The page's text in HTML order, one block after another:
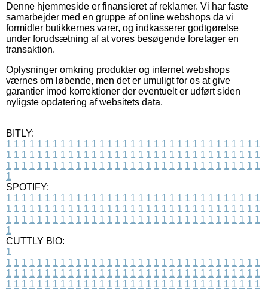
Denne hjemmeside er finansieret af reklamer. Vi har faste
samarbejder med en gruppe af online webshops da vi
formidler butikkernes varer, og indkasserer godtgørelse
under forudsætning af at vores besøgende foretager en
transaktion.
Oplysninger omkring produkter og internet webshops
værnes om løbende, men det er umuligt for os at give
garantier imod korrektioner der eventuelt er udført siden
nyligste opdatering af websitets data.
BITLY:
1 1 1 1 1 1 1 1 1 1 1 1 1 1 1 1 1 1 1 1 1 1 1 1 1 1 1 1 1 1 1 1 1
1 1 1 1 1 1 1 1 1 1 1 1 1 1 1 1 1 1 1 1 1 1 1 1 1 1 1 1 1 1 1 1 1
1 1 1 1 1 1 1 1 1 1 1 1 1 1 1 1 1 1 1 1 1 1 1 1 1 1 1 1 1 1 1 1 1
1
SPOTIFY:
1 1 1 1 1 1 1 1 1 1 1 1 1 1 1 1 1 1 1 1 1 1 1 1 1 1 1 1 1 1 1 1 1
1 1 1 1 1 1 1 1 1 1 1 1 1 1 1 1 1 1 1 1 1 1 1 1 1 1 1 1 1 1 1 1 1
1 1 1 1 1 1 1 1 1 1 1 1 1 1 1 1 1 1 1 1 1 1 1 1 1 1 1 1 1 1 1 1 1
1
CUTTLY BIO:
1
1 1 1 1 1 1 1 1 1 1 1 1 1 1 1 1 1 1 1 1 1 1 1 1 1 1 1 1 1 1 1 1 1
1 1 1 1 1 1 1 1 1 1 1 1 1 1 1 1 1 1 1 1 1 1 1 1 1 1 1 1 1 1 1 1 1
1 1 1 1 1 1 1 1 1 1 1 1 1 1 1 1 1 1 1 1 1 1 1 1 1 1 1 1 1 1 1 1 1